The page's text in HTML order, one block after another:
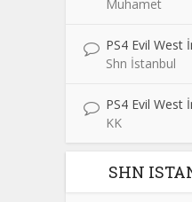
Muhamet
PS4 Evil West
Shn İstanbul
PS4 Evil West
KK
SHN